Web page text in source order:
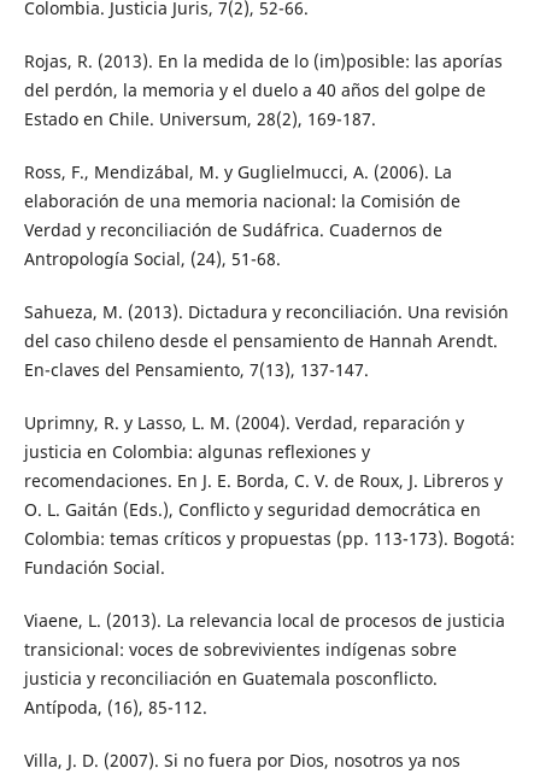
Colombia. Justicia Juris, 7(2), 52-66.
Rojas, R. (2013). En la medida de lo (im)posible: las aporías
del perdón, la memoria y el duelo a 40 años del golpe de
Estado en Chile. Universum, 28(2), 169-187.
Ross, F., Mendizábal, M. y Guglielmucci, A. (2006). La
elaboración de una memoria nacional: la Comisión de
Verdad y reconciliación de Sudáfrica. Cuadernos de
Antropología Social, (24), 51-68.
Sahueza, M. (2013). Dictadura y reconciliación. Una revisión
del caso chileno desde el pensamiento de Hannah Arendt.
En-claves del Pensamiento, 7(13), 137-147.
Uprimny, R. y Lasso, L. M. (2004). Verdad, reparación y
justicia en Colombia: algunas reflexiones y
recomendaciones. En J. E. Borda, C. V. de Roux, J. Libreros y
O. L. Gaitán (Eds.), Conflicto y seguridad democrática en
Colombia: temas críticos y propuestas (pp. 113-173). Bogotá:
Fundación Social.
Viaene, L. (2013). La relevancia local de procesos de justicia
transicional: voces de sobrevivientes indígenas sobre
justicia y reconciliación en Guatemala posconflicto.
Antípoda, (16), 85-112.
Villa, J. D. (2007). Si no fuera por Dios, nosotros ya nos